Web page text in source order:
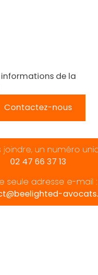
de la
Contactez-nous
joindre, un numéro
02 47 66 37 13
seule adresse e-mail :